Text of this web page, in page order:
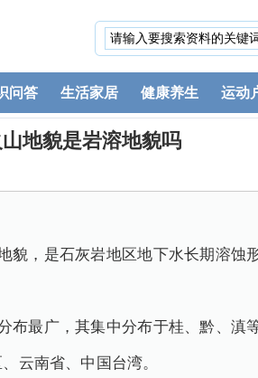
问答 生活家居 健康养生 运动
地貌是岩溶地貌吗
貌，是石灰岩地区地下水长期溶
布最广，其集中分布于桂、黔、
云南省、中国台湾。